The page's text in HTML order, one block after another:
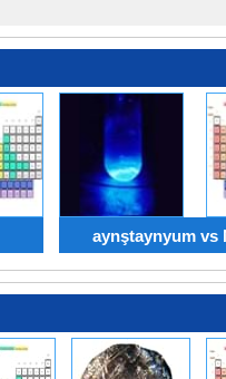
aynştaynyum vs